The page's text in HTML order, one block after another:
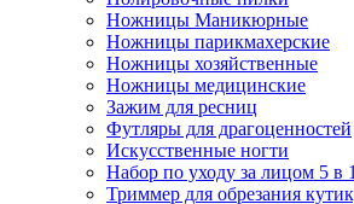
Ножницы Маникюрные
Ножницы парикмахерские
Ножницы хозяйственные
Ножницы медицинские
Зажим для ресниц
Футляры для драгоценностей
Искусственные ногти
Набор по уходу за лицом 5 в 1
Триммер для обрезания